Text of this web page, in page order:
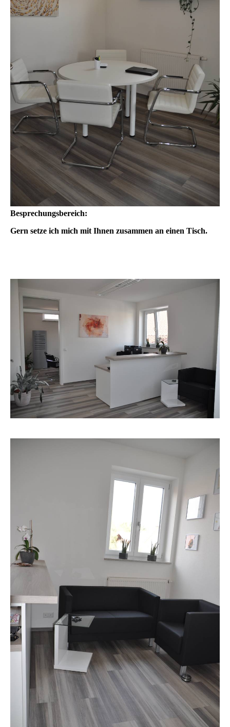
Besprechungsbereich:
Gern setze ich mich mit Ihnen zusammen an einen Tisch.